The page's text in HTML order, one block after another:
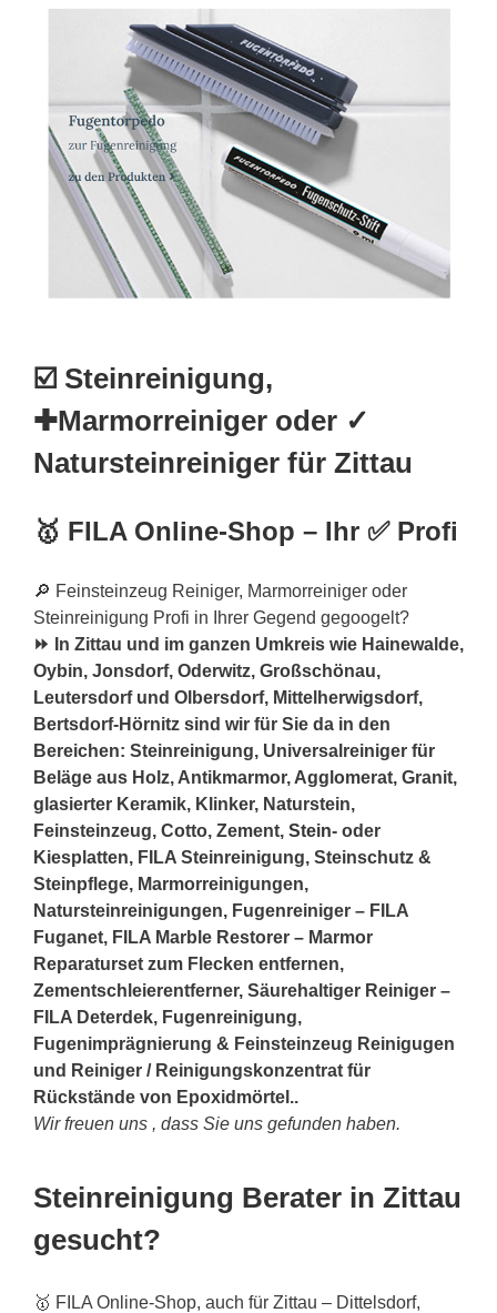
☑️ Steinreinigung,
✚Marmorreiniger oder ✓
Natursteinreiniger für Zittau
🥇 FILA Online-Shop – Ihr ✅ Profi
🔎 Feinsteinzeug Reiniger, Marmorreiniger oder
Steinreinigung Profi in Ihrer Gegend gegoogelt?
⏩ In Zittau und im ganzen Umkreis wie Hainewalde,
Oybin, Jonsdorf, Oderwitz, Großschönau,
Leutersdorf und Olbersdorf, Mittelherwigsdorf,
Bertsdorf-Hörnitz sind wir für Sie da in den
Bereichen: Steinreinigung, Universalreiniger für
Beläge aus Holz, Antikmarmor, Agglomerat, Granit,
glasierter Keramik, Klinker, Naturstein,
Feinsteinzeug, Cotto, Zement, Stein- oder
Kiesplatten, FILA Steinreinigung, Steinschutz &
Steinpflege, Marmorreinigungen,
Natursteinreinigungen, Fugenreiniger – FILA
Fuganet, FILA Marble Restorer – Marmor
Reparaturset zum Flecken entfernen,
Zementschleierentferner, Säurehaltiger Reiniger –
FILA Deterdek, Fugenreinigung,
Fugenimprägnierung & Feinsteinzeug Reinigugen
und Reiniger / Reinigungskonzentrat für
Rückstände von Epoxidmörtel..
Wir freuen uns , dass Sie uns gefunden haben.
Steinreinigung Berater in Zittau
gesucht?
🥇 FILA Online-Shop, auch für Zittau – Dittelsdorf,